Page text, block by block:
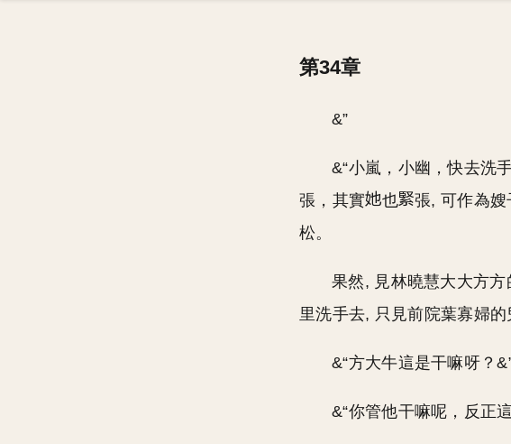
第34章
&”
&“小嵐，小幽，快去洗
張，其實
也 張, 可作為
松。
果然, 見林曉慧大大方
里洗手去, 只見前院葉寡婦
&“方大牛這是干嘛呀？
&“你管他干嘛呢，反正